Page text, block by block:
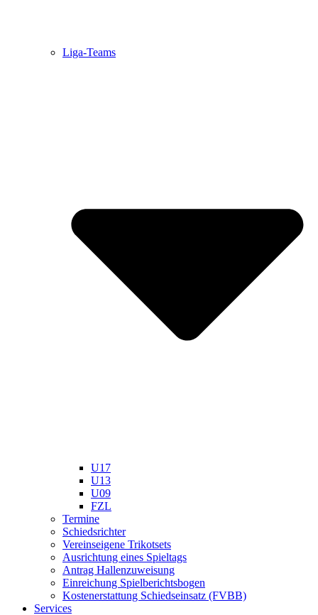
Liga-Teams
U17
U13
U09
FZL
Termine
Schiedsrichter
Vereinseigene Trikotsets
Ausrichtung eines Spieltags
Antrag Hallenzuweisung
Einreichung Spielberichtsbogen
Kostenerstattung Schiedseinsatz (FVBB)
Services